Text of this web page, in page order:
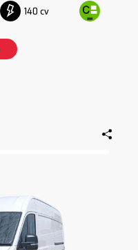
140 cv